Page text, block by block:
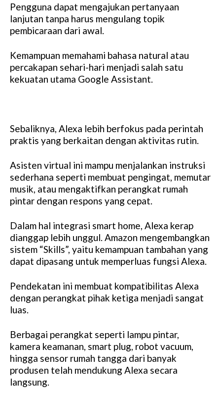
Pengguna dapat mengajukan pertanyaan
lanjutan tanpa harus mengulang topik
pembicaraan dari awal.
Kemampuan memahami bahasa natural atau
percakapan sehari-hari menjadi salah satu
kekuatan utama Google Assistant.
Sebaliknya, Alexa lebih berfokus pada perintah
praktis yang berkaitan dengan aktivitas rutin.
Asisten virtual ini mampu menjalankan instruksi
sederhana seperti membuat pengingat, memutar
musik, atau mengaktifkan perangkat rumah
pintar dengan respons yang cepat.
Dalam hal integrasi smart home, Alexa kerap
dianggap lebih unggul. Amazon mengembangkan
sistem “Skills”, yaitu kemampuan tambahan yang
dapat dipasang untuk memperluas fungsi Alexa.
Pendekatan ini membuat kompatibilitas Alexa
dengan perangkat pihak ketiga menjadi sangat
luas.
Berbagai perangkat seperti lampu pintar,
kamera keamanan, smart plug, robot vacuum,
hingga sensor rumah tangga dari banyak
produsen telah mendukung Alexa secara
langsung.